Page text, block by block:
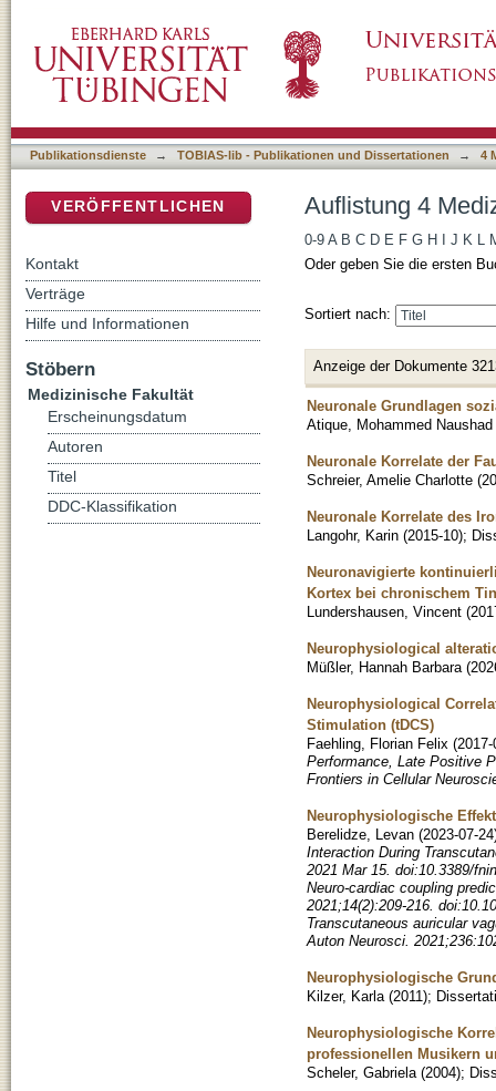
Publikationsdienste → TOBIAS-lib - Publikationen und Dissertationen → 4
Auflistung 4
0-9 A B C D E F G H J K L
Oder geben Sie die ersten
Sortiert nach:
Anzeige der Dokumente
Neuronale Grundlagen
Atique, Mohammed
Neuronale Korrelate der
Schreier, Amelie Charlotte (
Neuronale Korrelate des
Langohr, Karin (2015-10);
Neuronavigierte
Kortex bei chronischem
Lundershausen, Vincent (
Neurophysiological
Müßler, Hannah Barbara (
Neurophysiological
Stimulation (tDCS)
Faehling, Florian Felix (
Performance, Late Positive
Frontiers in Cellular
Neurophysiologische
Berelidze, Levan (2023-07-24
Interaction During
2021 Mar 15. doi:10.3389/
Neuro-cardiac coupling
2021;14(2):209-216.
Transcutaneous auricular
Auton Neurosci.
Neurophysiologische
Kilzer, Karla (2011);
Neurophysiologische
professionellen Musikern
Scheler, Gabriela (2004);
VERÖFFENTLICHEN
Kontakt
Verträge
Hilfe und Informationen
Stöbern
Medizinische Fakultät
Erscheinungsdatum
Autoren
Titel
DDC-Klassifikation